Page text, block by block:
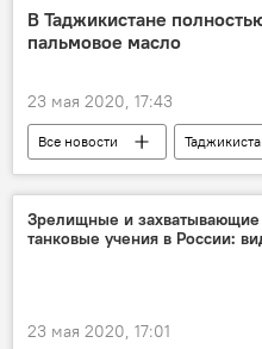
Общество
коронавирус
В Таджикистане
пальмовое масло
23 мая 2020, 17:43
Все новости
Экономика
Зрелищные и захватывающие
танковые учения в России:
23 мая 2020, 17:01